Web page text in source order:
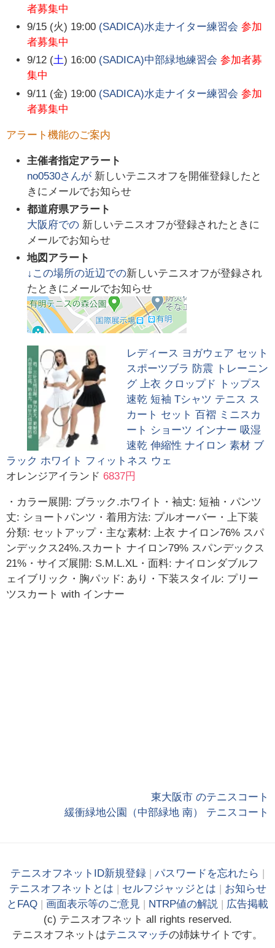
者募集中
9/15 (火) 19:00 (SADICA)水走ナイター練習会 参加
者募集中
9/12 (土) 16:00 (SADICA)中部緑地練習会 参加者募
集中
9/11 (金) 19:00 (SADICA)水走ナイター練習会 参加
者募集中
アラート機能のご案内
主催者指定アラート
no0530さんが 新しいテニスオフを開催登録したと
きにメールでお知らせ
都道府県アラート
大阪府での 新しいテニスオフが登録されたときに
メールでお知らせ
地図アラート
↓この場所の近辺での新しいテニスオフが登録され
たときにメールでお知らせ
レディース ヨガウェア セット
スポーツブラ 防震 トレーニン
グ 上衣 クロップド トップス
速乾 短袖 Tシャツ テニス ス
カート セット 百褶 ミニスカ
ート ショーツ インナー 吸湿
速乾 伸縮性 ナイロン 素材 ブ
ラック ホワイト フィットネス ウェ
オレンジアイランド 6837円
・カラー展開: ブラック.ホワイト・袖丈: 短袖・パンツ
丈: ショートパンツ・着用方法: プルオーバー・上下装
分類: セットアップ・主な素材: 上衣 ナイロン76% スパ
ンデックス24%.スカート ナイロン79% スパンデックス
21%・サイズ展開: S.M.L.XL・面料: ナイロンダブルフ
ェイブリック・胸パッド: あり・下装スタイル: プリー
ツスカート with インナー
東大阪市 のテニスコート
緩衝緑地公園（中部緑地 南） テニスコート
テニスオフネットID新規登録 | パスワードを忘れたら |
テニスオフネットとは | セルフジャッジとは | お知らせ
とFAQ | 画面表示等のご意見 | NTRP値の解説 | 広告掲載
(c) テニス オフネット all rights reserved.
テニスオフネットはテニスマッチの姉妹サイトです。